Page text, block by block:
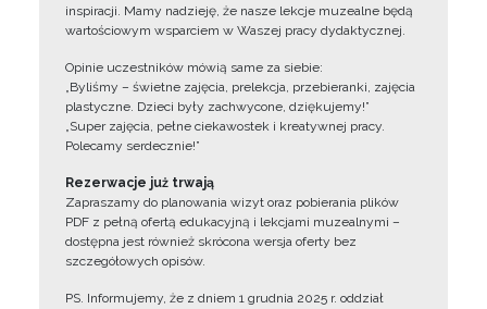
inspiracji. Mamy nadzieję, że nasze lekcje muzealne będą
wartościowym wsparciem w Waszej pracy dydaktycznej.
Opinie uczestników mówią same za siebie:
„Byliśmy – świetne zajęcia, prelekcja, przebieranki, zajęcia
plastyczne. Dzieci były zachwycone, dziękujemy!”
„Super zajęcia, pełne ciekawostek i kreatywnej pracy.
Polecamy serdecznie!”
Rezerwacje już trwają
Zapraszamy do planowania wizyt oraz pobierania plików
PDF z pełną ofertą edukacyjną i lekcjami muzealnymi –
dostępna jest również skrócona wersja oferty bez
szczegółowych opisów.
PS. Informujemy, że z dniem 1 grudnia 2025 r. oddział